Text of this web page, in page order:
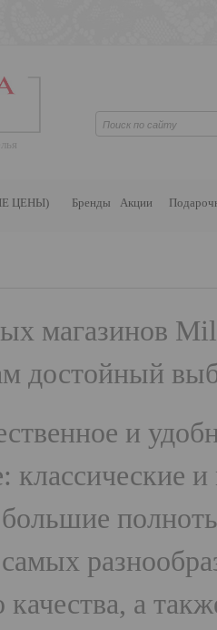
ЦЕНЫ) Бренды Акции
магазинов
достойный
и
большие
самых
качества, а